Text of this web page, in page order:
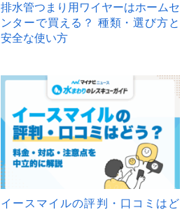
排水管つまり用ワイヤーはホームセ
ンターで買える？ 種類・選び方と
安全な使い方
イースマイルの評判・口コミはど